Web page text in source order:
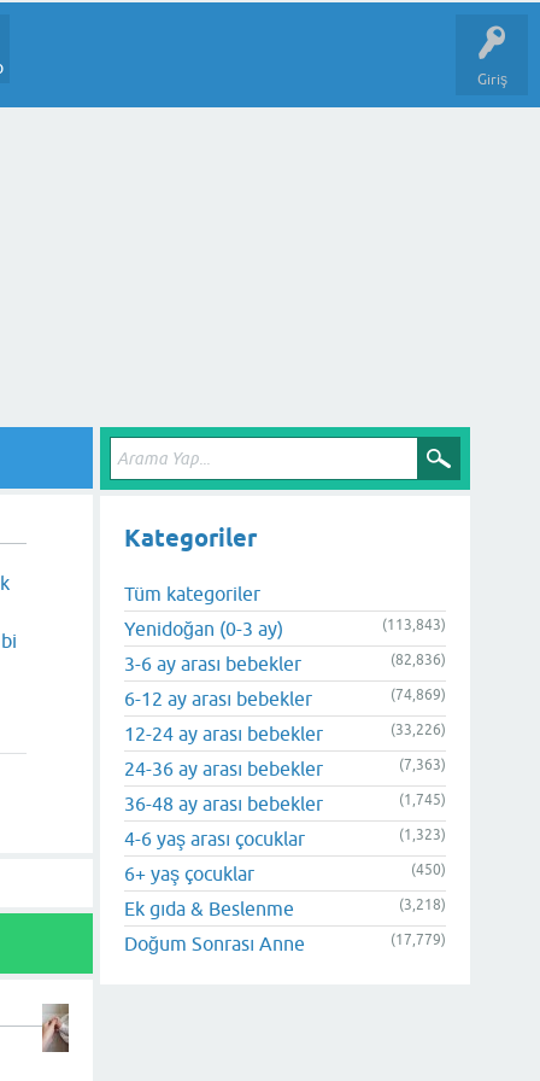
Giriş
Kategoriler
Tüm kategoriler
Yenidoğan (0-3 ay)
(113,843)
3-6 ay arası bebekler (82,836)
6-12 ay arası bebekler (74,869)
12-24 ay arası bebekler (33,226)
24-36 ay arası bebekler (7,363)
36-48 ay arası bebekler (1,745)
4-6 yaş arası çocuklar (1,323)
6+ yaş çocuklar (450)
Ek gıda & Beslenme (3,218)
Doğum Sonrası Anne (17,779)